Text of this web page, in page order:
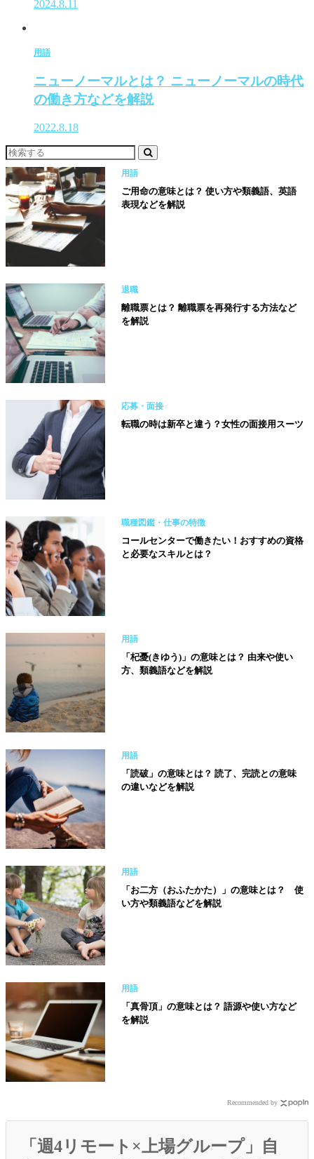
2024.8.11
用語
ニューノーマルとは？ ニューノーマルの時代
の働き方などを解説
2022.8.18
用語
ご用命の意味とは？ 使い方や類義語、英語
表現などを解説
退職
離職票とは？ 離職票を再発行する方法など
を解説
応募・面接
転職の時は新卒と違う？女性の面接用スーツ
職種図鑑・仕事の特徴
コールセンターで働きたい！おすすめの資格
と必要なスキルとは？
用語
「杞憂(きゆう)」の意味とは？ 由来や使い
方、類義語などを解説
用語
「読破」の意味とは？ 読了、完読との意味
の違いなどを解説
用語
「お二方（おふたかた）」の意味とは？ 使
い方や類義語などを解説
用語
「真骨頂」の意味とは？ 語源や使い方など
を解説
Recommended by
「週4リモート×上場グループ」自